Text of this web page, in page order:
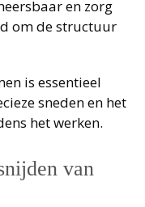
en zorg
om de structuur
is essentieel
sneden en het
het werken.
van